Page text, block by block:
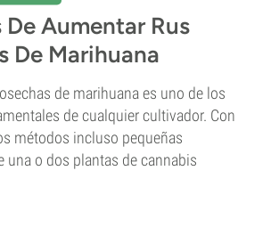
De Aumentar Rus
De Marihuana
de marihuana es uno de los
de cualquier cultivador. Con
métodos incluso pequeñas
una o dos plantas de cannabis